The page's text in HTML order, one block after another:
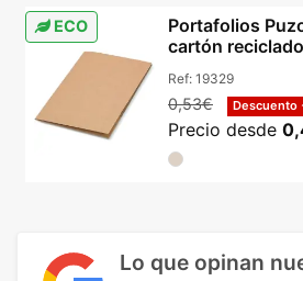
ECO
Portafolios
cartón
Ref: 19329
0,53€ Descuento
Precio desde
Lo que opinan